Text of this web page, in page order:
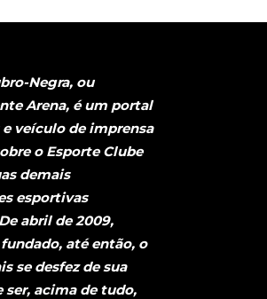
Negra, ou
Arena, é um portal
veículo de imprensa
o Esporte Clube
demais
esportivas
abril de 2009,
até então, o
se desfez de sua
ser, acima de tudo,